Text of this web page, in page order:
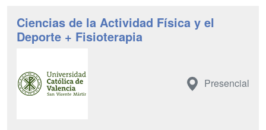
Ciencias de la Actividad Física y el
Deporte + Fisioterapia
Presencial